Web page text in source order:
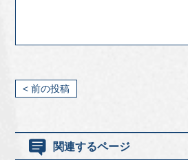
< 前の投稿
関連するページ